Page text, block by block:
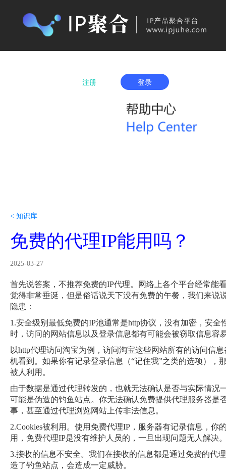
首页 产品购买 IP城市列表 服务
注册 登录
< 知识库
免费的代理IP能用吗？
2025-03-27
首先说答案，不推荐免费的IP代理。网络上各个平台经常能
觉得非常垂涎，但是俗话说天下没有免费的午餐，我们来说
隐患：
1.安全级别最低免费的IP池通常是http协议，没有加密，安全
时，访问的网站信息以及登录信息都有可能会被窃取信息容
以http代理访问淘宝为例，访问淘宝这些网站所有的访问信
机看到。如果你有记录登录信息（“记住我”之类的选项），
被人利用。
由于数据是通过代理转发的，也就无法确认是否与实际情况
可能是伪造的钓鱼站点。你无法确认免费提供代理服务器是
事，甚至通过代理浏览网站上传非法信息。
2.Cookies被利用。使用免费代理IP，服务器有记录信息，你
用，免费代理IP是没有维护人员的，一旦出现问题无人解决
3.接收的信息不安全。我们在接收的信息都是通过免费的代
造了钓鱼站点，会造成一定威胁。